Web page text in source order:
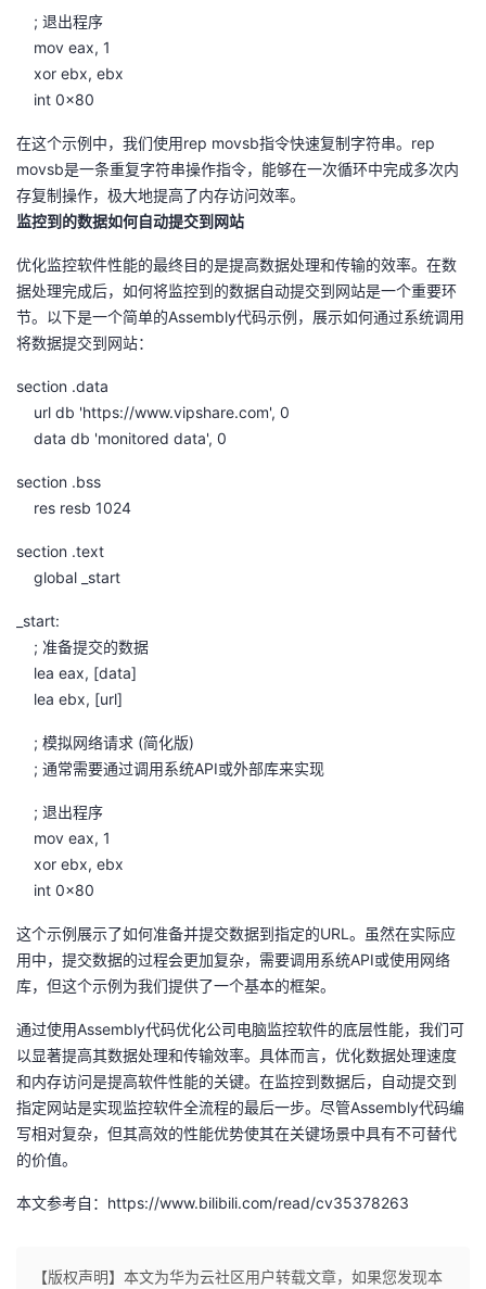
; 退出程序
mov eax, 1
xor ebx, ebx
int 0x80
在这个示例中，我们使用rep movsb指令快速复制字符串。rep
movsb是一条重复字符串操作指令，能够在一次循环中完成多次内
存复制操作，极大地提高了内存访问效率。
监控到的数据如何自动提交到网站
优化监控软件性能的最终目的是提高数据处理和传输的效率。在数
据处理完成后，如何将监控到的数据自动提交到网站是一个重要环
节。以下是一个简单的Assembly代码示例，展示如何通过系统调用
将数据提交到网站：
section .data
url db 'https://www.vipshare.com', 0
data db 'monitored data', 0
section .bss
res resb 1024
section .text
global _start
_start:
; 准备提交的数据
lea eax, [data]
lea ebx, [url]
; 模拟网络请求 (简化版)
; 通常需要通过调用系统API或外部库来实现
; 退出程序
mov eax, 1
xor ebx, ebx
int 0x80
这个示例展示了如何准备并提交数据到指定的URL。虽然在实际应
用中，提交数据的过程会更加复杂，需要调用系统API或使用网络
库，但这个示例为我们提供了一个基本的框架。
通过使用Assembly代码优化公司电脑监控软件的底层性能，我们可
以显著提高其数据处理和传输效率。具体而言，优化数据处理速度
和内存访问是提高软件性能的关键。在监控到数据后，自动提交到
指定网站是实现监控软件全流程的最后一步。尽管Assembly代码编
写相对复杂，但其高效的性能优势使其在关键场景中具有不可替代
的价值。
本文参考自：https://www.bilibili.com/read/cv35378263
【版权声明】本文为华为云社区用户转载文章，如果您发现本